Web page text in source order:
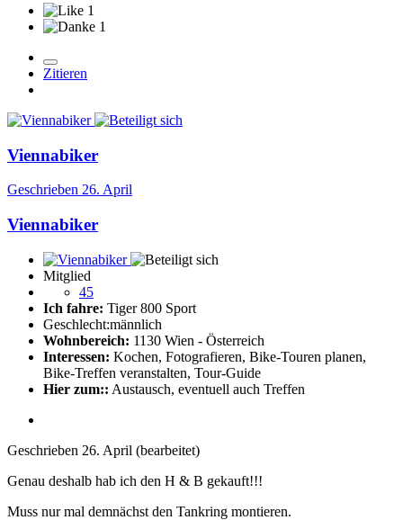
1
1
Zitieren
Viennabiker
Geschrieben 26. April
Viennabiker
Mitglied
45
Ich fahre: Tiger 800 Sport
Geschlecht:männlich
Wohnbereich: 1130 Wien - Österreich
Interessen: Kochen, Fotografieren, Bike-Touren planen,
Bike-Treffen veranstalten, Tour-Guide
Hier zum:: Austausch, eventuell auch Treffen
Geschrieben 26. April (bearbeitet)
Genau deshalb hab ich den H & B gekauft!!!
Muss nur mal demnächst den Tankring montieren.